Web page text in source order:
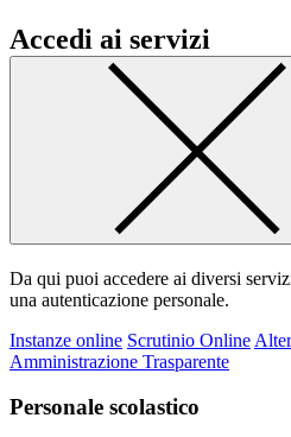
Accedi ai servizi
Da qui puoi accedere ai diversi
una autenticazione personale.
Instanze online Scrutinio Online
Amministrazione Trasparente
Personale scolastico